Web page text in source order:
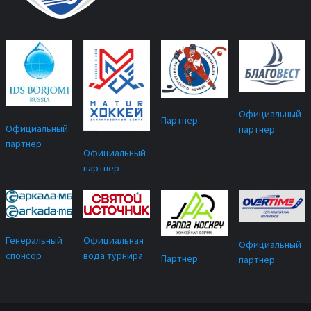
Официальный
партнер
Официальный
партнер
Партнер
Официальный
партнер
Генеральный
спонсор
Официальная
вода турнира
Партнер
Официальный
партнер